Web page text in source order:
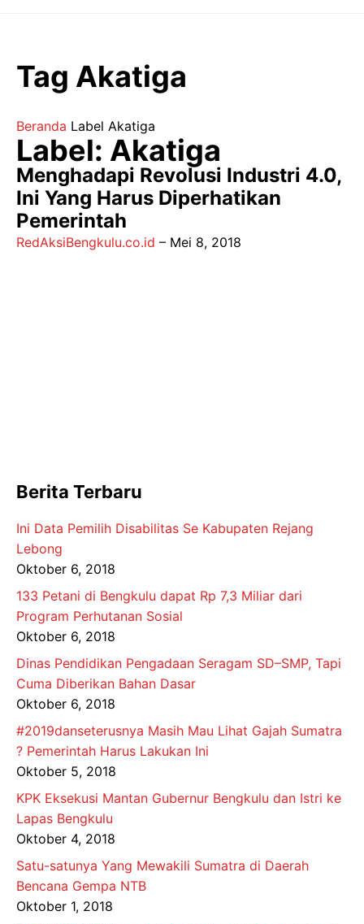
Tag Akatiga
Beranda Label Akatiga
Label: Akatiga
Menghadapi Revolusi Industri 4.0,
Ini Yang Harus Diperhatikan
Pemerintah
RedAksiBengkulu.co.id – Mei 8, 2018
Berita Terbaru
Ini Data Pemilih Disabilitas Se Kabupaten Rejang
Lebong
Oktober 6, 2018
133 Petani di Bengkulu dapat Rp 7,3 Miliar dari
Program Perhutanan Sosial
Oktober 6, 2018
Dinas Pendidikan Pengadaan Seragam SD–SMP, Tapi
Cuma Diberikan Bahan Dasar
Oktober 6, 2018
#2019danseterusnya Masih Mau Lihat Gajah Sumatra
? Pemerintah Harus Lakukan Ini
Oktober 5, 2018
KPK Eksekusi Mantan Gubernur Bengkulu dan Istri ke
Lapas Bengkulu
Oktober 4, 2018
Satu-satunya Yang Mewakili Sumatra di Daerah
Bencana Gempa NTB
Oktober 1, 2018